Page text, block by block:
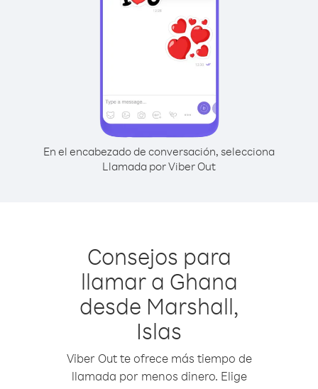
En el encabezado de conversación, selecciona
Llamada por Viber Out
Consejos para
llamar a Ghana
desde Marshall,
Islas
Viber Out te ofrece más tiempo de
llamada por menos dinero. Elige